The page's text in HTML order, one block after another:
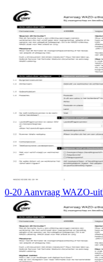
0-20 Aanvraag WAZO-